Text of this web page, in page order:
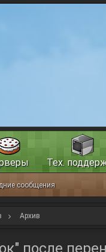
Архив
после
сообщения
Тех.